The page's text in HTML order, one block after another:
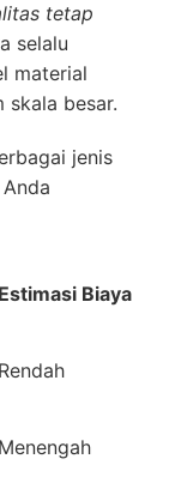
tetap
selalu
material
skala besar.
jenis
Estimasi Biaya
Rendah
Menengah